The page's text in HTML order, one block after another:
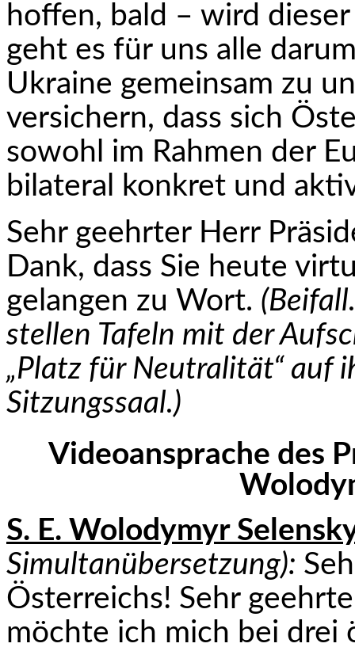
hoffen, bald – wird
geht es für uns alle
Ukraine gemeinsam zu
versichern, dass sich
sowohl im Rahmen der
bilateral konkret und
Sehr geehrter Herr
Dank, dass Sie heute
gelangen zu Wort.
stellen Tafeln mit der
„Platz für Neutralität“ auf
Sitzungssaal.)
Videoansprache des
S. E. Wolodymyr
Simultanübersetzung):
Österreichs! Sehr
möchte ich mich bei drei